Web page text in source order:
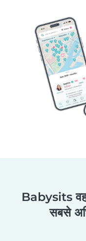
Babysits वह
सबसे